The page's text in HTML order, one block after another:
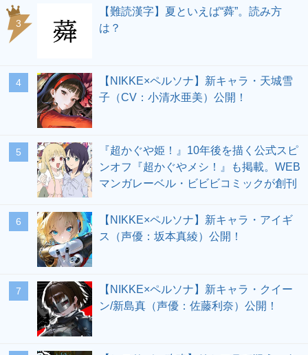
3
【難読漢字】夏といえば“蕣”。読み方
は？
4
【NIKKE×ペルソナ】新キャラ・天城雪
子（CV：小清水亜美）公開！
5
『超かぐや姫！』10年後を描く公式スピ
ンオフ『超かぐやメシ！』も掲載。WEB
マンガレーベル・ビビビコミックが創刊
6
【NIKKE×ペルソナ】新キャラ・アイギ
ス（声優：坂本真綾）公開！
7
【NIKKE×ペルソナ】新キャラ・クイー
ン/新島真（声優：佐藤利奈）公開！